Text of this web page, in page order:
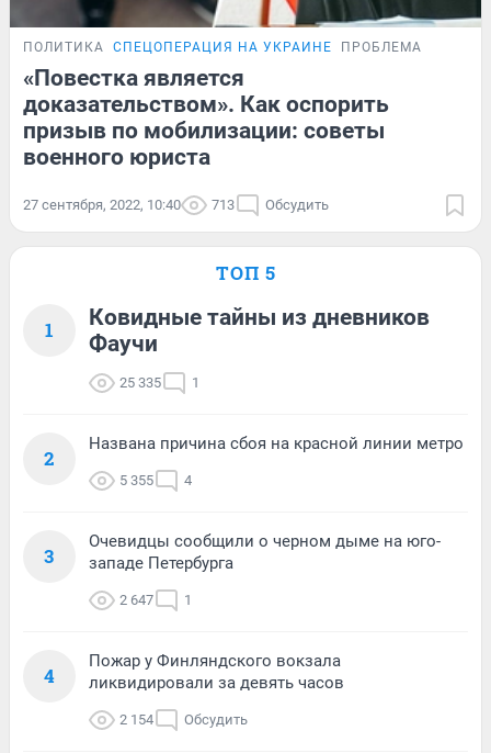
ПОЛИТИКА СПЕЦОПЕРАЦИЯ НА УКРАИНЕ ПРОБЛЕМА
«Повестка является
доказательством». Как оспорить
призыв по мобилизации: советы
военного юриста
27 сентября, 2022, 10:40 713 Обсудить
ТОП 5
1
Ковидные тайны из дневников
Фаучи
25 335 1
2
Названа причина сбоя на красной линии метро
5 355 4
3
Очевидцы сообщили о черном дыме на юго-
западе Петербурга
2 647 1
4
Пожар у Финляндского вокзала
ликвидировали за девять часов
2 154 Обсудить